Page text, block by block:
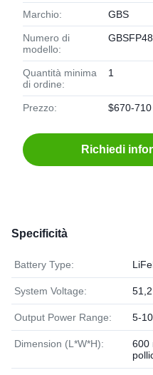
Marchio: GBS
Numero di
modello:
Quantità minima
di ordine:
1
Prezzo: $670-710
Richiedi
Specificità
Battery Type:
System Voltage:
Output Power Range: 5-
Dimension (L*W*H):
600